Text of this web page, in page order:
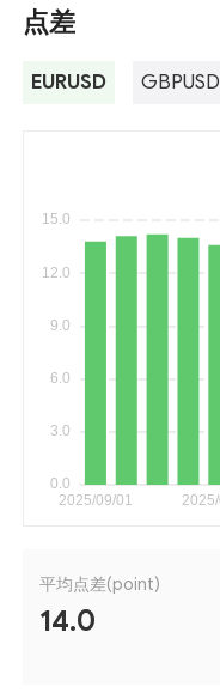
点差
EURUSD GBPUSD
平均点差(point)
14.0